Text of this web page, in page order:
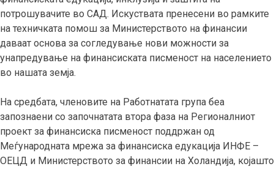
потрошувачите во САД. Искуствата пренесени во рамките
на техничката помош за Министерството на финансии
даваат основа за согледување нови можности за
унапредување на финансиската писменост на населението
во нашата земја.
На средбата, членовите на Работнатата група беа
запознаени со започнатата втора фаза на Регионалниот
проект за финансиска писменост поддржан од
Меѓународната мрежа за финансиска едукација ИНФЕ –
ОЕЦД и Министерството за финансии на Холандија, којашто